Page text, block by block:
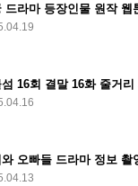
드라마 등장인물 원작 웹